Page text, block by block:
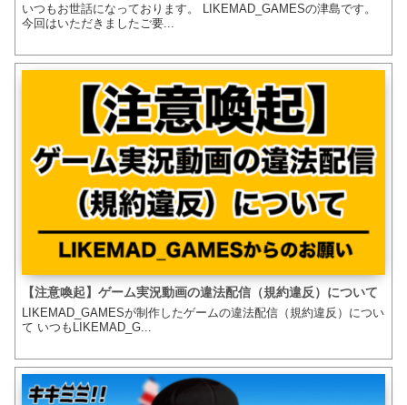
いつもお世話になっております。 LIKEMAD_GAMESの津島です。
今回はいただきましたご要...
【注意喚起】ゲーム実況動画の違法配信（規約違反）について
LIKEMAD_GAMESが制作したゲームの違法配信（規約違反）につい
て いつもLIKEMAD_G...